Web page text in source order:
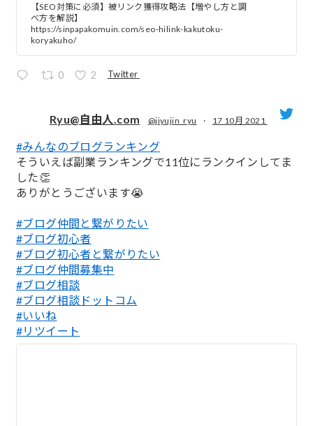
【SEO対策に必須】被リンク獲得攻略法【増やし方と調
べ方を解説】
https://sinpapakomuin.com/seo-hilink-kakutoku-
koryakuho/
0 2 Twitter
;
Ryu@自由人.com @jiyujin_ryu · 17 10月 2021
#みんなのブログランキング
そういえば副業ランキングで11位にランクインしてま
した👏
ありがとうございます😭
#ブログ仲間と繋がりたい
#ブログ初心者
#ブログ初心者と繋がりたい
#ブログ仲間募集中
#ブログ相談
#ブログ相談ドットコム
#いいね
#リツイート